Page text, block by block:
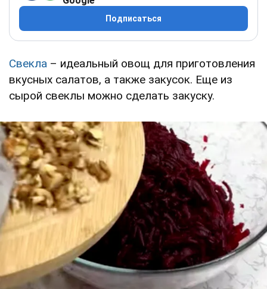
Подписаться
Свекла – идеальный овощ для приготовления
вкусных салатов, а также закусок. Еще из
сырой свеклы можно сделать закуску.